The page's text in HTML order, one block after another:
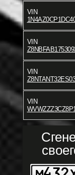
VIN
VIN
VIN
VIN